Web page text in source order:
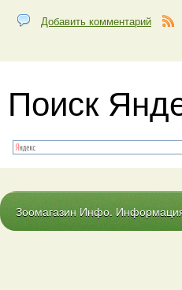
Добавить комментарий
Поиск
Зоомагазин Инфо.